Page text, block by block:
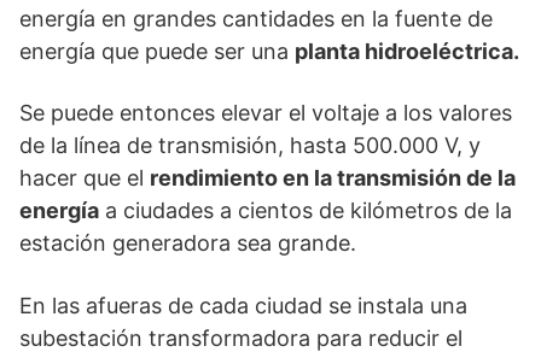
energía en grandes cantidades en la fuente de
energía que puede ser una planta hidroeléctrica.
Se puede entonces elevar el voltaje a los valores
de la línea de transmisión, hasta 500.000 V, y
hacer que el rendimiento en la transmisión de la
energía a ciudades a cientos de kilómetros de la
estación generadora sea grande.
En las afueras de cada ciudad se instala una
subestación transformadora para reducir el